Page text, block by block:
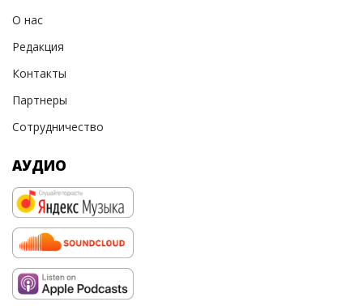
О нас
Редакция
Контакты
Партнеры
Сотрудничество
АУДИО